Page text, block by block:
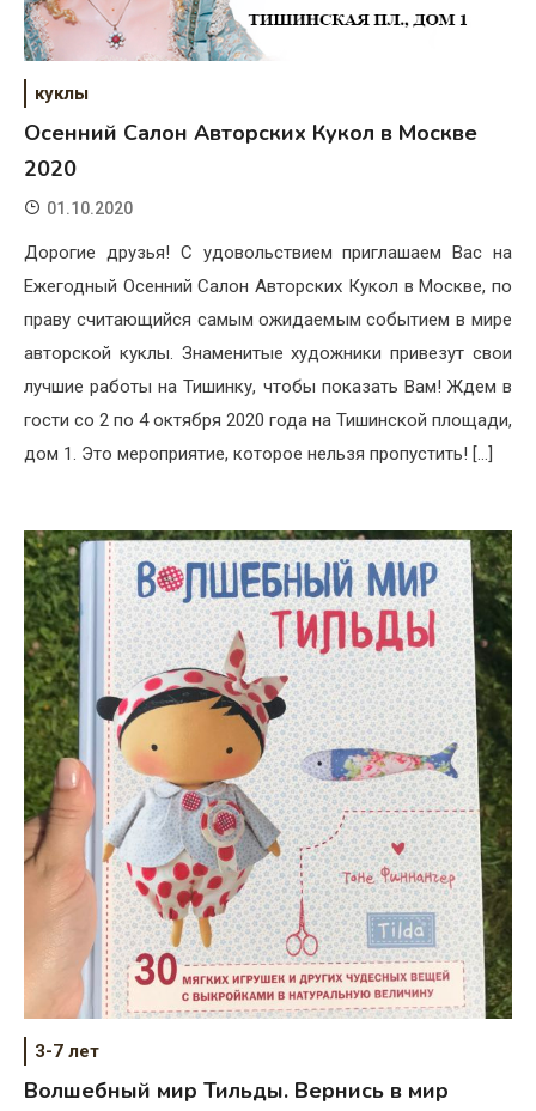
куклы
Осенний Салон Авторских Кукол в Москве
2020
01.10.2020
Дорогие друзья! С удовольствием приглашаем Вас на
Ежегодный Осенний Салон Авторских Кукол в Москве, по
праву считающийся самым ожидаемым событием в мире
авторской куклы. Знаменитые художники привезут свои
лучшие работы на Тишинку, чтобы показать Вам! Ждем в
гости со 2 по 4 октября 2020 года на Тишинской площади,
дом 1. Это мероприятие, которое нельзя пропустить! […]
3-7 лет
Волшебный мир Тильды. Вернись в мир